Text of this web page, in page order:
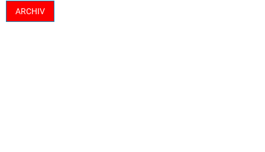
ARCHIV